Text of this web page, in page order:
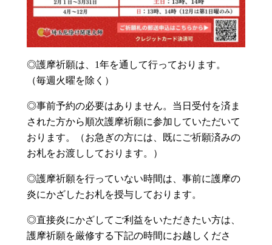
◎護摩祈願は、1年を通して行っております。
（毎週火曜を除く）
◎事前予約の必要はありません。当日受付を済ま
された方から順次護摩祈願に参加していただいて
おります。（お急ぎの方には、既にご祈願済みの
お札をお渡ししております。）
◎護摩祈願を行っていない時間は、事前に護摩の
炎にかざしたお札を授与しております。
◎直接炎にかざしてご利益をいただきたい方は、
護摩祈願を厳修する下記の時間にお越しくださ